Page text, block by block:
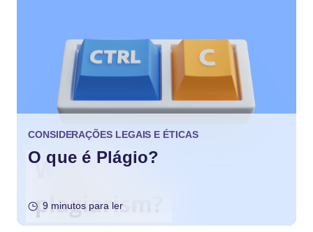
CONSIDERAÇÕES LEGAIS E ÉTICAS
O que é Plágio?
9 minutos para ler